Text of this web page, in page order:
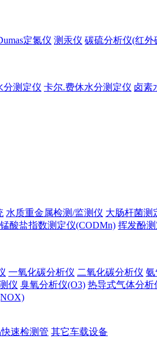
定氮仪 测汞仪 碳硫分析仪(红外
分测定仪 卡尔.费休水分测定仪 卤素
水质重金属检测/监测仪 大肠杆菌测
酸盐指数测定仪(CODMn) 挥发酚
一氧化碳分析仪 二氧化碳分析仪 氨
仪 臭氧分析仪(O3) 热导式气体分析
速检测管 其它车载设备